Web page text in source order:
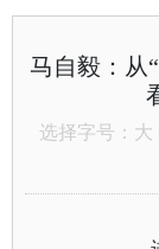
马自毅：从
选择字号： 大